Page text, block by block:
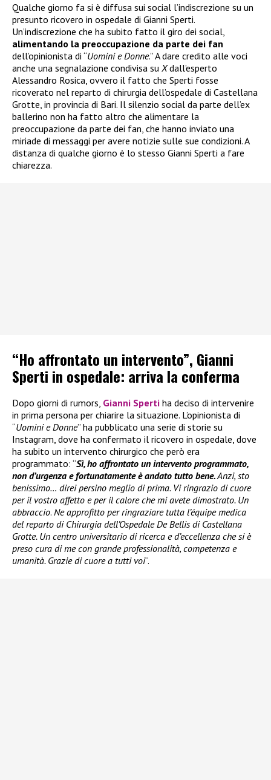
Qualche giorno fa si è diffusa sui social l’indiscrezione su un
presunto ricovero in ospedale di Gianni Sperti.
Un’indiscrezione che ha subito fatto il giro dei social,
alimentando la preoccupazione da parte dei fan
dell’opinionista di “Uomini e Donne.” A dare credito alle voci
anche una segnalazione condivisa su Xdall’esperto
Alessandro Rosica, ovvero il fatto che Sperti fosse
ricoverato nel reparto di chirurgia dell’ospedale di Castellana
Grotte, in provincia di Bari. Il silenzio social da parte dell’ex
ballerino non ha fatto altro che alimentare la
preoccupazione da parte dei fan, che hanno inviato una
miriade di messaggi per avere notizie sulle sue condizioni. A
distanza di qualche giorno è lo stesso Gianni Sperti a fare
chiarezza.
“Ho affrontato un intervento”, Gianni
Sperti in ospedale: arriva la conferma
Dopo giorni di rumors, Gianni Sperti ha deciso di intervenire
in prima persona per chiarire la situazione. L’opinionista di
“Uomini e Donne” ha pubblicato una serie di storie su
Instagram, dove ha confermato il ricovero in ospedale, dove
ha subito un intervento chirurgico che però era
programmato: “Sì, ho affrontato un intervento programmato,
non d’urgenza e fortunatamente è andato tutto bene.Anzi, sto
benissimo… direi persino meglio di prima. Vi ringrazio di cuore
per il vostro affetto e per il calore che mi avete dimostrato. Un
abbraccio. Ne approfitto per ringraziare tutta l’équipe medica
del reparto di Chirurgia dell’Ospedale De Bellis di Castellana
Grotte. Un centro universitario di ricerca e d’eccellenza che si è
preso cura di me con grande professionalità, competenza e
umanità. Grazie di cuore a tutti voi“.